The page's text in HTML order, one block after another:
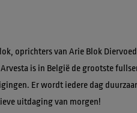
oprichters van Arie Blok
is in België de grootste
Er wordt iedere dag
is klaar voor elke innovatieve uitdaging van morgen!